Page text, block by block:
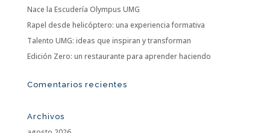
Nace la Escudería Olympus UMG
Rapel desde helicóptero: una experiencia formativa
Talento UMG: ideas que inspiran y transforman
Edición Zero: un restaurante para aprender haciendo
Comentarios recientes
Archivos